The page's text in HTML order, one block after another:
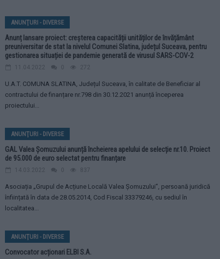
ANUNŢURI - DIVERSE
Anunț lansare proiect: creșterea capacității unităților de învățământ
preuniversitar de stat la nivelul Comunei Slatina, județul Suceava, pentru
gestionarea situației de pandemie generată de virusul SARS-COV-2
11.04.2022 0 272
U.A.T. COMUNA SLATINA, Județul Suceava, în calitate de Beneficiar al
contractului de finanțare nr.798 din 30.12.2021 anunță începerea
proiectului...
ANUNŢURI - DIVERSE
GAL Valea Șomuzului anunță încheierea apelului de selecție nr.10. Proiect
de 95.000 de euro selectat pentru finanțare
14.03.2022 0 837
Asociația „Grupul de Acțiune Locală Valea Șomuzului”, persoană juridică
înființată în data de 28.05.2014, Cod Fiscal 33379246, cu sediul în
localitatea...
ANUNŢURI - DIVERSE
Convocator acționari ELBI S.A.